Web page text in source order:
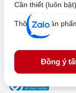
Cần thiết (luôn bật)
Thông tin sản
Đồng ý
Công Ty TNHH Công
kế hoạch và đầu tư TP Hồ
(miễn phí) - Email: